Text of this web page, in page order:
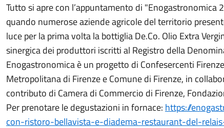
Tutto si apre con l’appuntamento di "Enogastronomica
quando numerose aziende agricole del territorio
luce per la prima volta la bottiglia De.Co. Olio Extra
sinergica dei produttori iscritti al Registro della
Enogastronomica è un progetto di Confesercenti
Metropolitana di Firenze e Comune di Firenze, in
contributo di Camera di Commercio di Firenze,
Per prenotare le degustazioni in fornace: https://
con-ristoro-bellavista-e-diadema-restaurant-del-